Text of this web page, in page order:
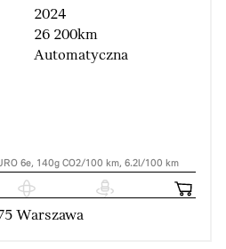
2024
26 200km
Automatyczna
6e, 140g CO2/100 km, 6.2l/100 km
Warszawa